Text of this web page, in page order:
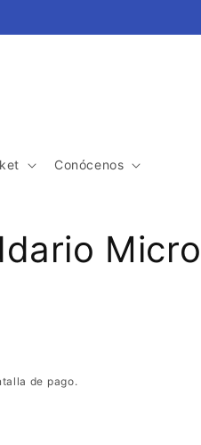
Conócenos
Micro
de pago.